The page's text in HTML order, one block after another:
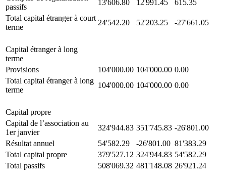
passifs
13'606.80 12'991.45
615.35
Total capital étranger à court
terme
24'542.20 52'203.25 -27'661.05
Capital étranger à long
terme
Provisions
104'000.00 104'000.00 0.00
Total capital étranger à long
terme
104'000.00 104'000.00 0.00
Capital propre
Capital de l’association au
1er janvier
324'944.83 351'745.83 -26'801.00
Résultat annuel
54'582.29 -26'801.00 81'383.29
Total capital propre
379'527.12 324'944.83 54'582.29
Total passifs
508'069.32 481'148.08 26'921.24